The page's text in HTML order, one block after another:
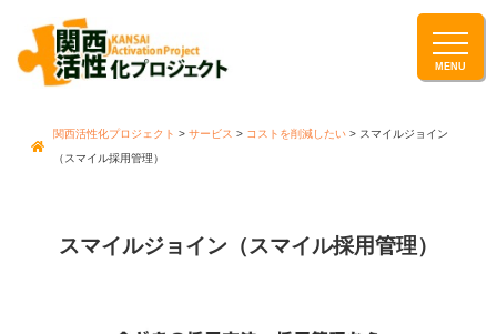
関西活性化プロジェクト > サービス > コストを削減したい > スマイルジョイン
（スマイル採用管理）
スマイルジョイン（スマイル採用管理）